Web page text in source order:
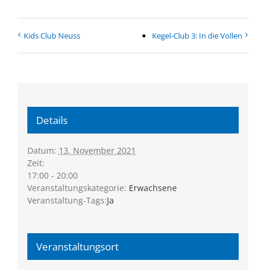
Kids Club Neuss Kegel-Club 3: In die Vol­len
Details
Datum: 13. November 2021
Zeit:
17:00 - 20:00
Veranstaltungskategorie: Erwachsene
Veranstaltung-Tags:Ja
Veranstaltungsort